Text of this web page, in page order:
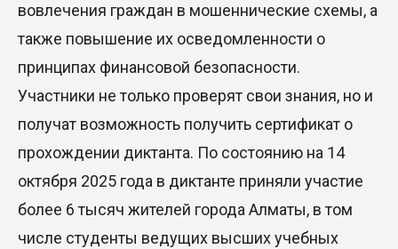
вовлечения граждан в мошеннические схемы, а
также повышение их осведомленности о
принципах финансовой безопасности.
Участники не только проверят свои знания, но и
получат возможность получить сертификат о
прохождении диктанта. По состоянию на 14
октября 2025 года в диктанте приняли участие
более 6 тысяч жителей города Алматы, в том
числе студенты ведущих высших учебных